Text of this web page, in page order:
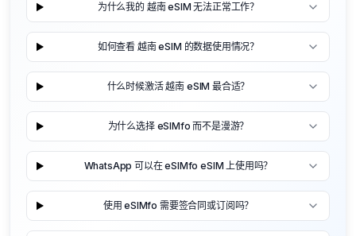
为什么我的 越南 eSIM 无法正常工作？
如何查看 越南 eSIM 的数据使用情况？
什么时候激活 越南 eSIM 最合适？
为什么选择 eSIMfo 而不是漫游？
WhatsApp 可以在 eSIMfo eSIM 上使用吗？
使用 eSIMfo 需要签合同或订阅吗？